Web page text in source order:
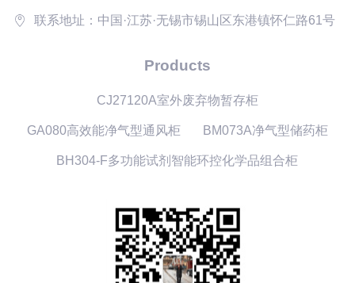
联系地址：中国·江苏·无锡市锡山区东港镇怀仁路61号
Products
CJ27120A室外废弃物暂存柜
GA080高效能净气型通风柜 BM073A净气型储药柜
BH304-F多功能试剂智能环控化学品组合柜